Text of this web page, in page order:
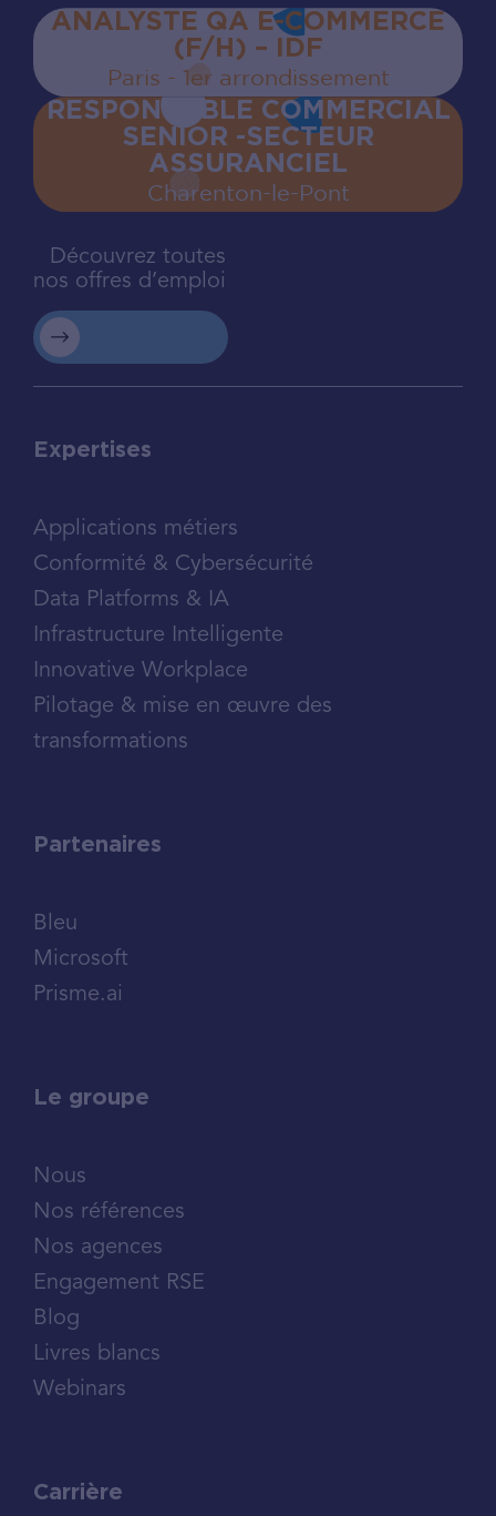
ANALYSTE QA E-COMMERCE
(F/H) – IDF
Paris - 1er arrondissement
RESPONSABLE COMMERCIAL
SENIOR -SECTEUR
ASSURANCIEL
Charenton‍-‍le‍-‍Pont
Découvrez toutes
nos offres d’emploi
Expertises
Applications métiers
Conformité & Cybersécurité
Data Platforms & IA
Infrastructure Intelligente
Innovative Workplace
Pilotage & mise en œuvre des
transformations
Partenaires
Bleu
Microsoft
Prisme.ai
Le groupe
Nous
Nos références
Nos agences
Engagement RSE
Blog
Livres blancs
Webinars
Carrière